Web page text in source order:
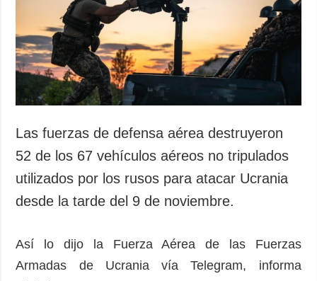
Las fuerzas de defensa aérea destruyeron
52 de los 67 vehículos aéreos no tripulados
utilizados por los rusos para atacar Ucrania
desde la tarde del 9 de noviembre.
Así lo dijo la Fuerza Aérea de las Fuerzas
Armadas de Ucrania vía Telegram, informa